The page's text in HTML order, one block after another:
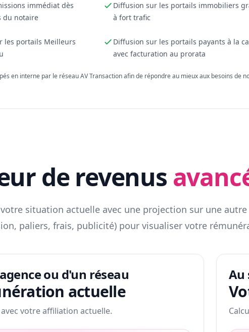
immédiat dès
du notaire
Diffusion sur les portails immobiliers
à fort trafic
les portails Meilleurs
Diffusion sur les portails payants à la
avec facturation au prorata
en interne par le réseau AV Transaction afin de répondre au mieux aux besoins de
de revenus
situation actuelle avec une projection sur une
paliers, frais, publicité) pour visualiser votre
ou d'un réseau
actuelle
votre affiliation actuelle.
Au